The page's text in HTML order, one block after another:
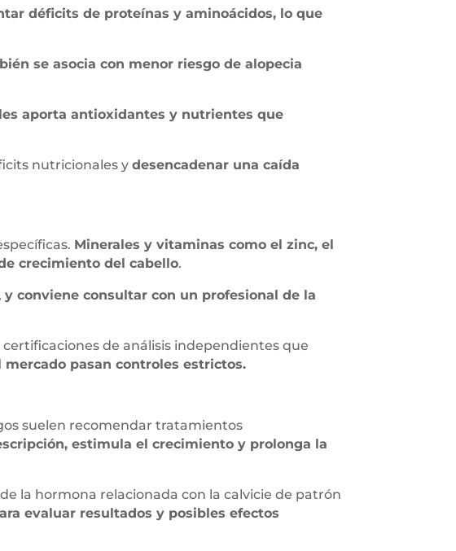
déficits de proteínas y aminoácidos, lo que
se asocia con menor riesgo de alopecia
aporta antioxidantes y nutrientes que
nutricionales ydesencadenar una caída
Minerales y vitaminas como el zinc, el
crecimiento del cabello.
y conviene consultar con un profesional de la
de análisis independientes que
pasan controles estrictos.
suelen recomendar tratamientos
estimula el crecimiento y prolonga la
la hormona relacionada con la calvicie de patrón
evaluar resultados y posibles efectos